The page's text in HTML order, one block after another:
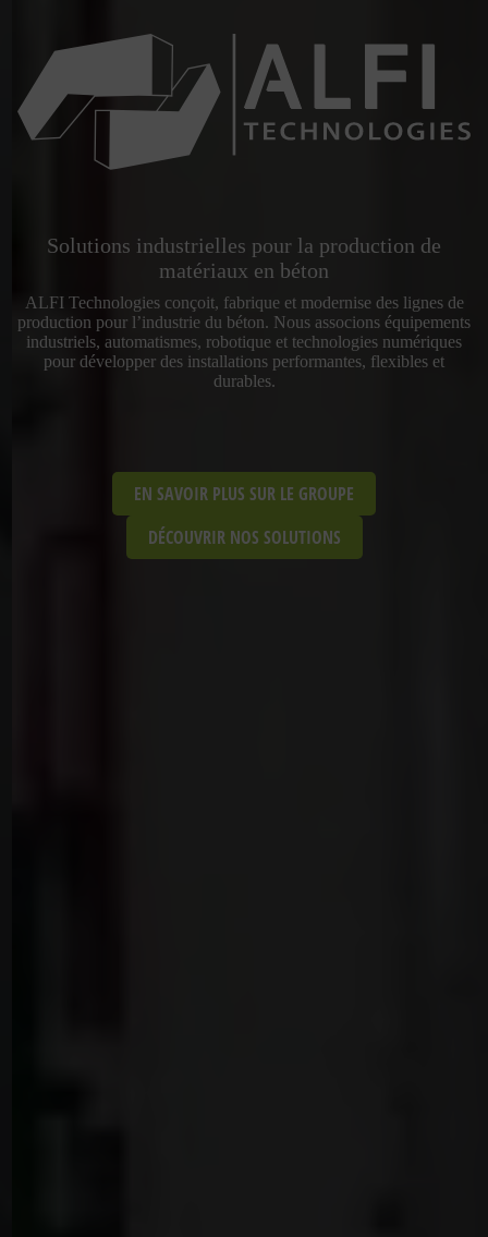
Solutions industrielles pour la production de
matériaux en béton
ALFI Technologies conçoit, fabrique et modernise des lignes de
production pour l’industrie du béton. Nous associons équipements
industriels, automatismes, robotique et technologies numériques
pour développer des installations performantes, flexibles et
durables.
EN SAVOIR PLUS SUR LE GROUPE
DÉCOUVRIR NOS SOLUTIONS